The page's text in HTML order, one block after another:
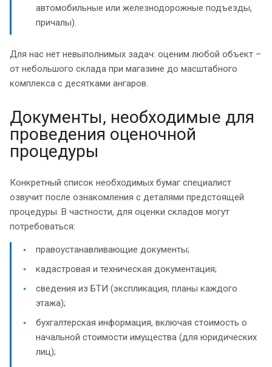
автомобильные или железнодорожные подъезды,
причалы).
Для нас нет невыполнимых задач: оценим любой объект –
от небольшого склада при магазине до масштабного
комплекса с десятками ангаров.
Документы, необходимые для
проведения оценочной
процедуры
Конкретный список необходимых бумаг специалист
озвучит после ознакомления с деталями предстоящей
процедуры. В частности, для оценки складов могут
потребоваться:
правоустанавливающие документы;
кадастровая и техническая документация;
сведения из БТИ (экспликация, планы каждого
этажа);
бухгалтерская информация, включая стоимость о
начальной стоимости имущества (для юридических
лиц);